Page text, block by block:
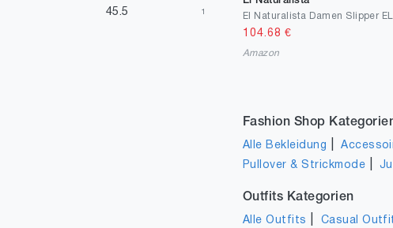
45.5 1
104.68 €
Amazon
Fashion Shop
Alle Bekleidung |
Pullover & Strickmode |
Outfits Kategorien
Alle Outfits Casual